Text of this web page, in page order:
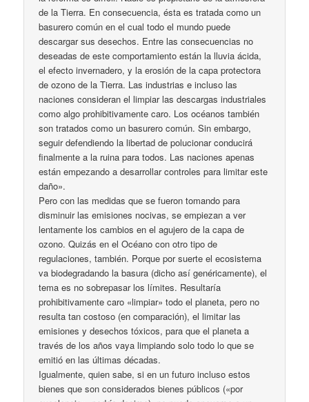
de la Tierra. En consecuencia, ésta es tratada como un
basurero común en el cual todo el mundo puede
descargar sus desechos. Entre las consecuencias no
deseadas de este comportamiento están la lluvia ácida,
el efecto invernadero, y la erosión de la capa protectora
de ozono de la Tierra. Las industrias e incluso las
naciones consideran el limpiar las descargas industriales
como algo prohibitivamente caro. Los océanos también
son tratados como un basurero común. Sin embargo,
seguir defendiendo la libertad de polucionar conducirá
finalmente a la ruina para todos. Las naciones apenas
están empezando a desarrollar controles para limitar este
daño».
Pero con las medidas que se fueron tomando para
disminuir las emisiones nocivas, se empiezan a ver
lentamente los cambios en el agujero de la capa de
ozono. Quizás en el Océano con otro tipo de
regulaciones, también. Porque por suerte el ecosistema
va biodegradando la basura (dicho así genéricamente), el
tema es no sobrepasar los límites. Resultaría
prohibitivamente caro «limpiar» todo el planeta, pero no
resulta tan costoso (en comparación), el limitar las
emisiones y desechos tóxicos, para que el planeta a
través de los años vaya limpiando solo todo lo que se
emitió en las últimas décadas.
Igualmente, quien sabe, si en un futuro incluso estos
bienes que son considerados bienes públicos («por